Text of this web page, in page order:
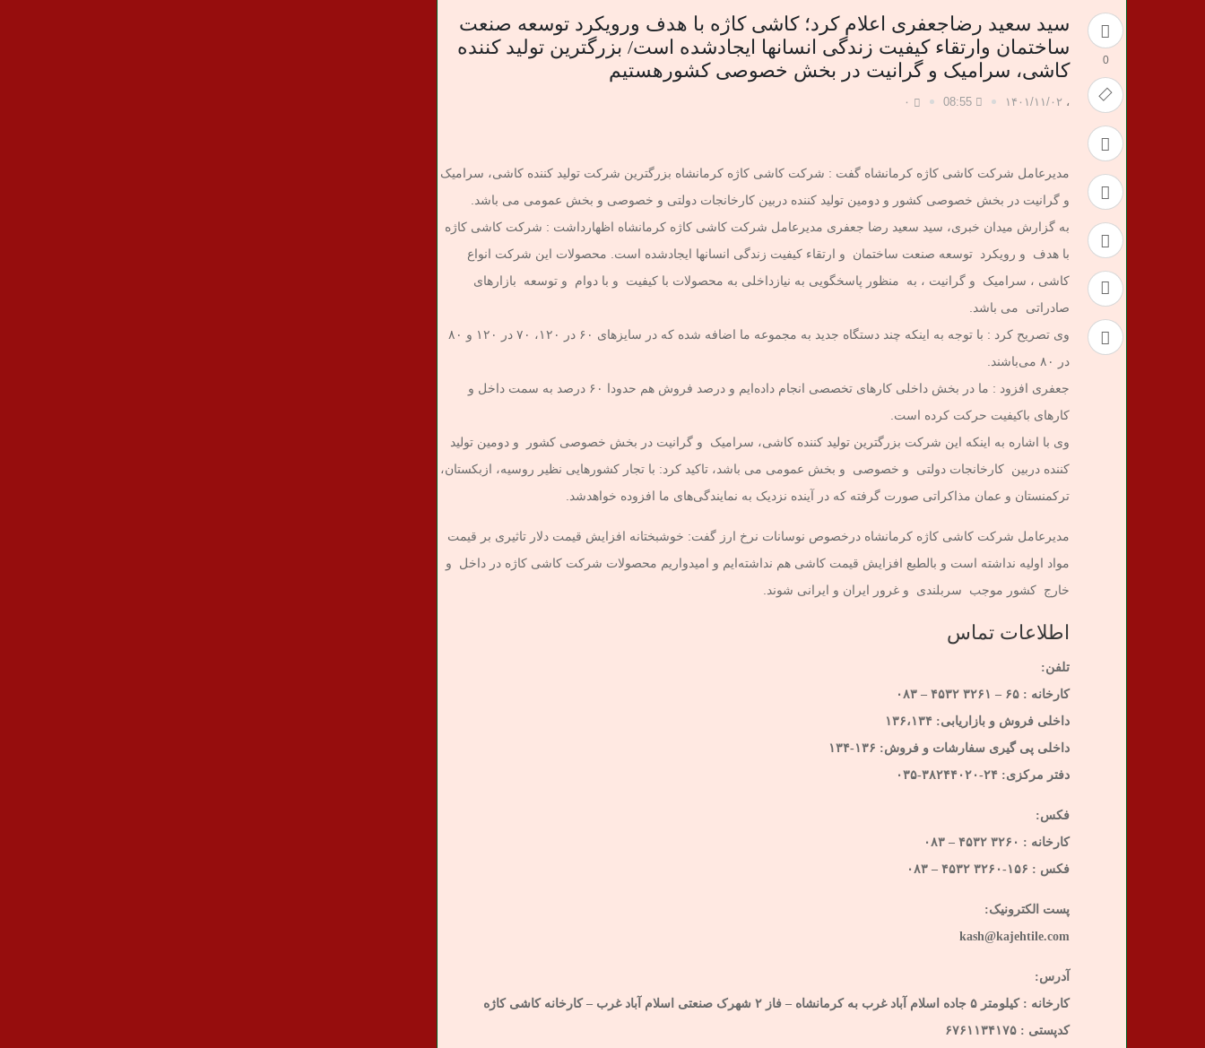
0
سید سعید رضاجعفری اعلام کرد؛ کاشی کاژه با هدف ورویکرد توسعه صنعت
ساختمان وارتقاء کیفیت زندگی انسانها ایجادشده است/ بزرگترین تولید کننده
کاشی، سرامیک و گرانیت در بخش خصوصی کشورهستیم
، ۱۴۰۱/۱۱/۰۲ 08:55 ۰
مدیرعامل شرکت کاشی کاژه کرمانشاه گفت : شرکت کاشی کاژه کرمانشاه بزرگترین شرکت تولید کننده کاشی، سرامیک
و گرانیت در بخش خصوصی کشور و دومین تولید کننده دربین کارخانجات دولتی و خصوصی و بخش عمومی می باشد.
به گزارش میدان خبری، سید سعید رضا جعفری مدیرعامل شرکت کاشی کاژه کرمانشاه اظهارداشت : شرکت کاشی کاژه
با هدف و رویکرد توسعه صنعت ساختمان و ارتقاء کیفیت زندگی انسانها ایجادشده است. محصولات این شرکت انواع
کاشی ، سرامیک و گرانیت ، به منظور پاسخگویی به نیازداخلی به محصولات با کیفیت و با دوام و توسعه بازارهای
صادراتی می باشد.
وی تصریح کرد : با توجه به اینکه چند دستگاه جدید به مجموعه ما اضافه شده که در سایزهای ۶۰ در ۱۲۰، ۷۰ در ۱۲۰ و ۸۰
در ۸۰ می‌باشند.
جعفری افزود : ما در بخش داخلی کارهای تخصصی انجام داده‌ایم و درصد فروش هم حدودا ۶۰ درصد به سمت داخل و
کارهای باکیفیت حرکت کرده است.
وی با اشاره به اینکه این شرکت بزرگترین تولید کننده کاشی، سرامیک و گرانیت در بخش خصوصی کشور و دومین تولید
کننده دربین کارخانجات دولتی و خصوصی و بخش عمومی می باشد، تاکید کرد: با تجار کشورهایی نظیر روسیه، ازبکستان،
ترکمنستان و عمان مذاکراتی صورت گرفته که در آینده نزدیک به نمایندگی‌های ما افزوده خواهدشد.
مدیرعامل شرکت کاشی کاژه کرمانشاه درخصوص نوسانات نرخ ارز گفت: خوشبختانه افزایش قیمت دلار تاثیری بر قیمت
مواد اولیه نداشته است و بالطبع افزایش قیمت کاشی هم نداشته‌ایم و امیدواریم محصولات شرکت کاشی کاژه در داخل و
خارج کشور موجب سربلندی و غرور ایران و ایرانی شوند.
اطلاعات تماس
تلفن:
کارخانه : ۶۵ – ۳۲۶۱ ۴۵۳۲ – ۰۸۳
داخلی فروش و بازاریابی: ۱۳۶،۱۳۴
داخلی پی گیری سفارشات و فروش: ۱۳۶-۱۳۴
دفتر مرکزی: ۲۴-۳۸۲۴۴۰۲۰-۰۳۵
فکس:
کارخانه : ۳۲۶۰ ۴۵۳۲ – ۰۸۳
فکس : ۱۵۶-۳۲۶۰ ۴۵۳۲ – ۰۸۳
پست الکترونیک:
kash@kajehtile.com
آدرس:
کارخانه : کیلومتر ۵ جاده اسلام آباد غرب به کرمانشاه – فاز ۲ شهرک صنعتی اسلام آباد غرب – کارخانه کاشی کاژه
کدپستی : ۶۷۶۱۱۳۴۱۷۵